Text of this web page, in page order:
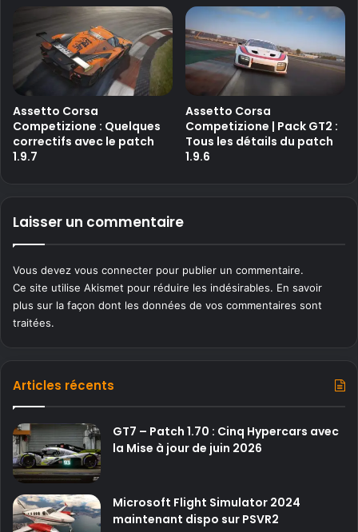
Assetto Corsa
Competizione : Quelques
correctifs avec le patch
1.9.7
Assetto Corsa
Competizione | Pack GT2 :
Tous les détails du patch
1.9.6
Laisser un commentaire
Vous devez vous connecter pour publier un commentaire.
Ce site utilise Akismet pour réduire les indésirables. En savoir
plus sur la façon dont les données de vos commentaires sont
traitées.
Articles récents
GT7 – Patch 1.70 : Cinq Hypercars avec
la Mise à jour de juin 2026
Microsoft Flight Simulator 2024
maintenant dispo sur PSVR2